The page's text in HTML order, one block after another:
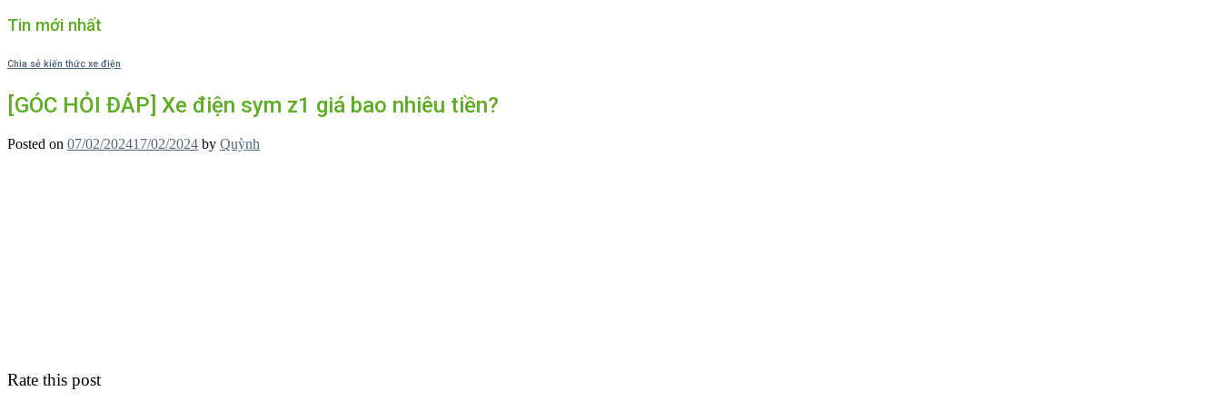
Tin mới nhất
Chia sẻ kiến thức xe điện
[GÓC HỎI ĐÁP] Xe điện sym z1 giá bao nhiêu tiền?
Posted on 07/02/202417/02/2024 by Quỳnh
Rate this post